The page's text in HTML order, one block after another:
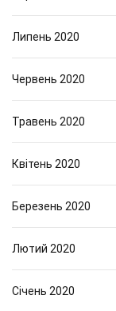
Липень 2020
Червень 2020
Травень 2020
Квітень 2020
Березень 2020
Лютий 2020
Січень 2020